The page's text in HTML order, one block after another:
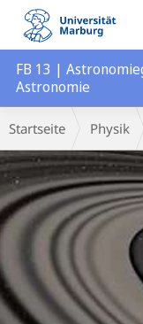
Mobile-
Navigation
FB 13 |
Astronomie
Hauptinhalt
Breadcrumb-
Navigation
Startseite Physik